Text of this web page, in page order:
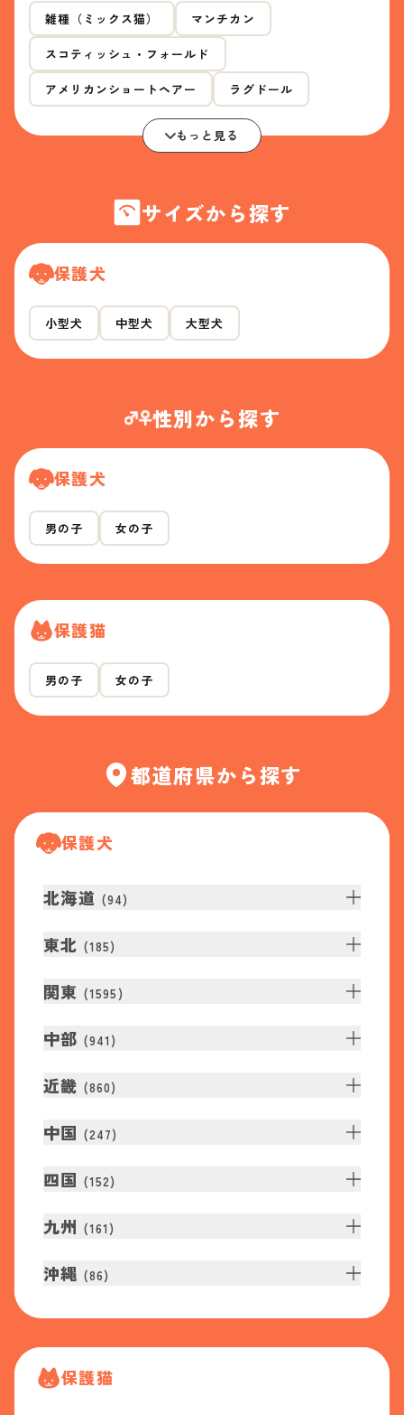
雑種（ミックス猫） マンチカン
スコティッシュ・フォールド
アメリカンショートヘアー ラグドール
もっと見る
サイズから探す
保護犬
小型犬 中型犬 大型犬
性別から探す
保護犬
男の子 女の子
保護猫
男の子 女の子
都道府県から探す
保護犬
北海道 (94)
東北 (185)
関東 (1595 )
中部 (941 )
近畿 (860)
中国 (247)
四国 (152)
九州 (161 )
沖縄 (86)
保護猫